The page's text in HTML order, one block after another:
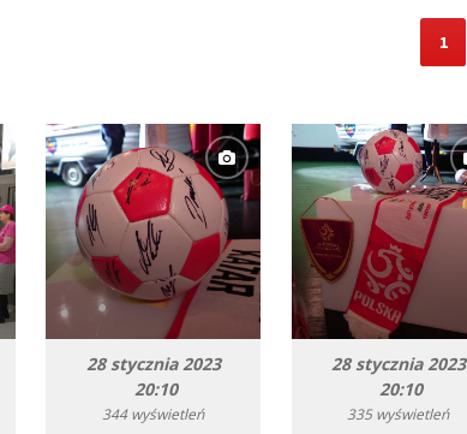
1
28 stycznia 2023
20:10
344 wyświetleń
28 stycznia 2023
20:10
335 wyświetleń